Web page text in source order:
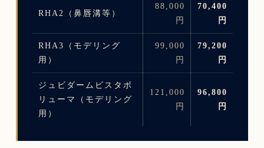
RHA2（鼻唇溝等）
88,000
円
70,400
円
RHA3（モデリング
用）
99,000
円
79,200
円
ジュビダームビスタボ
リューマ（モデリング
用）
121,000
円
96,800
円